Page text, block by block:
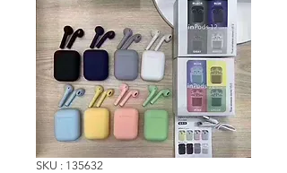
SKU : 135632